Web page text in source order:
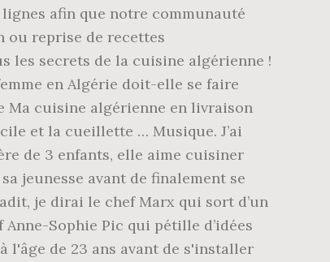
afin que notre communauté
ou reprise de recettes
les secrets de la cuisine algérienne !
en Algérie doit-elle se faire
Ma cuisine algérienne en livraison
et la cueillette … Musique. J’ai
de 3 enfants, elle aime cuisiner
jeunesse avant de finalement se
je dirai le chef Marx qui sort d’un
Sophie Pic qui pétille d’idées
l'âge de 23 ans avant de s'installer